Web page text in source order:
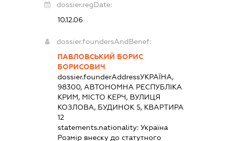
dossier.regDate:
10.12.06
dossier.foundersAndBenef:
ПАВЛОВСЬКИЙ БОРИС
БОРИСОВИЧ
dossier.founderAddressУКРАЇНА,
98300, АВТОНОМНА РЕСПУБЛІКА
КРИМ, МІСТО КЕРЧ, ВУЛИЦЯ
КОЗЛОВА, БУДИНОК 5, КВАРТИРА
12
statements.nationality: Україна
Розмір внеску до статутного